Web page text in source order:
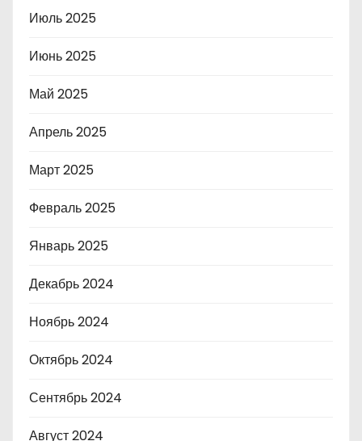
Июль 2025
Июнь 2025
Май 2025
Апрель 2025
Март 2025
Февраль 2025
Январь 2025
Декабрь 2024
Ноябрь 2024
Октябрь 2024
Сентябрь 2024
Август 2024